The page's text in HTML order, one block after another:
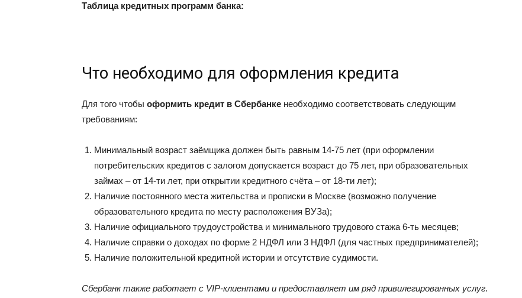
Таблица кредитных программ банка:
Что необходимо для оформления кредита
Для того чтобы оформить кредит в Сбербанке необходимо соответствовать следующим
требованиям:
Минимальный возраст заёмщика должен быть равным 14-75 лет (при оформлении
потребительских кредитов с залогом допускается возраст до 75 лет, при образовательных
займах – от 14-ти лет, при открытии кредитного счёта – от 18-ти лет);
Наличие постоянного места жительства и прописки в Москве (возможно получение
образовательного кредита по месту расположения ВУЗа);
Наличие официального трудоустройства и минимального трудового стажа 6-ть месяцев;
Наличие справки о доходах по форме 2 НДФЛ или 3 НДФЛ (для частных предпринимателей);
Наличие положительной кредитной истории и отсутствие судимости.
Сбербанк также работает с VIP-клиентами и предоставляет им ряд привилегированных услуг.